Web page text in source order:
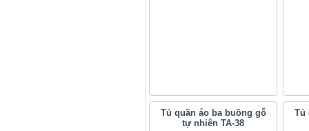
Tủ quần áo ba buồng gỗ
tự nhiên TA-38
Tủ